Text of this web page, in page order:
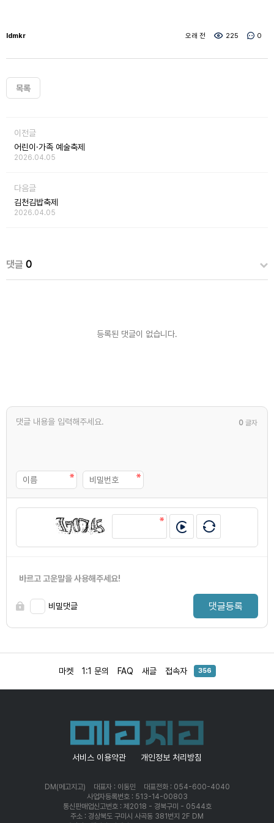
ldmkr 오래 전 225 0
목록
이전글
어린이·가족 예술축제
2026.04.05
다음글
김천김밥축제
2026.04.05
댓글 0
등록된 댓글이 없습니다.
0 글자
바르고 고운말을 사용해주세요!
비밀댓글 댓글등록
마켓 1:1 문의 FAQ 새글 접속자 356
서비스 이용약관 개인정보 처리방침
DM(메고지고) 대표자 : 이동민
대표전화 : 054-600-4040
사업자등록번호 : 513-14-00803
통신판매업신고번호 : 제2018 - 경북구미 - 0544호
주소 : 경상북도 구미시 사곡동 381번지 2F DM